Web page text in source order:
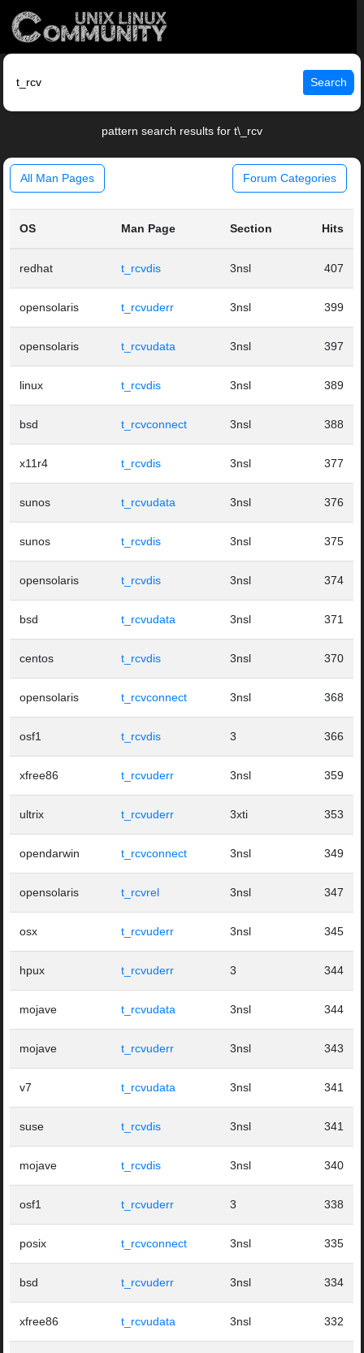
Search
pattern search results for t\_rcv
All Man Pages Forum Categories
OS Man Page Section Hits
redhat t_rcvdis 3nsl 407
opensolaris t_rcvuderr 3nsl 399
opensolaris t_rcvudata 3nsl 397
linux t_rcvdis 3nsl 389
bsd t_rcvconnect 3nsl 388
x11r4 t_rcvdis 3nsl 377
sunos t_rcvudata 3nsl 376
sunos t_rcvdis 3nsl 375
opensolaris t_rcvdis 3nsl 374
bsd t_rcvudata 3nsl 371
centos t_rcvdis 3nsl 370
opensolaris t_rcvconnect 3nsl 368
osf1 t_rcvdis 3 366
xfree86 t_rcvuderr 3nsl 359
ultrix t_rcvuderr 3xti 353
opendarwin t_rcvconnect 3nsl 349
opensolaris t_rcvrel 3nsl 347
osx t_rcvuderr 3nsl 345
hpux t_rcvuderr 3 344
mojave t_rcvudata 3nsl 344
mojave t_rcvuderr 3nsl 343
v7 t_rcvudata 3nsl 341
suse t_rcvdis 3nsl 341
mojave t_rcvdis 3nsl 340
osf1 t_rcvuderr 3 338
posix t_rcvconnect 3nsl 335
bsd t_rcvuderr 3nsl 334
xfree86 t_rcvudata 3nsl 332